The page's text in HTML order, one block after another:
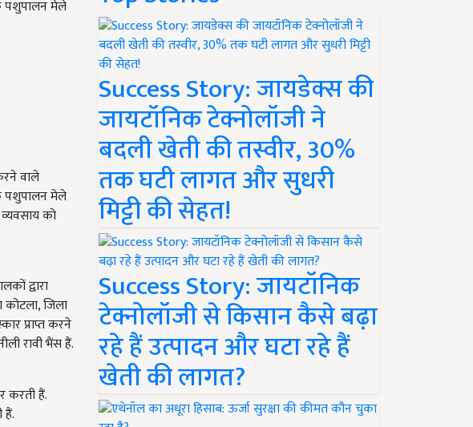
के पशुपालन मेले
वाले
के पशुपालन मेले
को
द्वारा
जिला
प्राप्त करने
रावी भैंस हैं.
करती हैं.
हैं.
Success Story: जायडेक्स की
जायटॉनिक टेक्नोलॉजी ने
बदली खेती की तस्वीर, 30%
तक घटी लागत और सुधरी
मिट्टी की सेहत!
Success Story: जायटॉनिक
टेक्नोलॉजी से किसान कैसे बढ़ा
रहे हैं उत्पादन और घटा रहे हैं
खेती की लागत?